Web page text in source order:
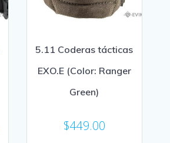
5.11 Coderas tácticas
EXO.E (Color: Ranger
Green)
$449.00